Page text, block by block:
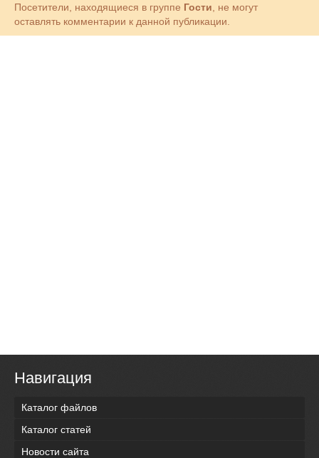
Посетители, находящиеся в группе Гости , не могут
оставлять комментарии к данной публикации.
Навигация
Каталог файлов
Каталог статей
Новости сайта